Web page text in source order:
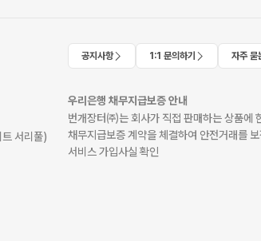
서리풀)
공지사항 1:1 문의하기 자주 묻
우리은행 채무지급보증 안내
번개장터㈜는 회사가 직접 판매하는 상품에
채무지급보증 계약을 체결하여 안전거래를
서비스 가입사실 확인